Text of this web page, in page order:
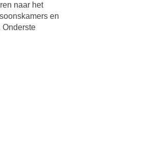
naar het
en
Onderste